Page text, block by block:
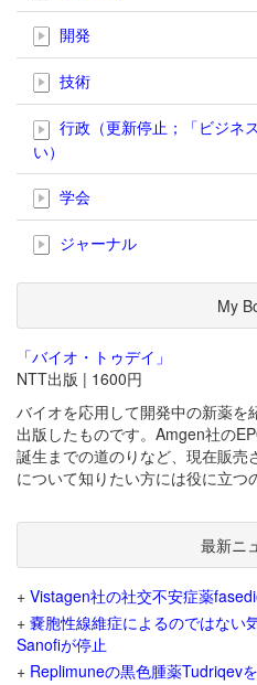
開発
技術
行政（更新停止；「ビジネ
い）
学会
ジャーナル
My
「バイオ・トゥデイ」
NTT出版 | 1600円
バイオを応用して開発中の新薬
出版したものです。Amgen社の
誕生までの道のりなど、現在販売
について知りたい方には役に立つ
最新ニ
+ Vistagen社の社交不安症薬
+ 嚢胞性線維症によるのではない
Sanofiが停止
+ Replimuneの黒色腫薬Tudriqev